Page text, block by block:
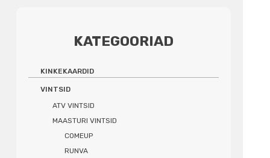
KATEGOORIAD
KINKEKAARDID
VINTSID
ATV VINTSID
MAASTURI VINTSID
COMEUP
RUNVA